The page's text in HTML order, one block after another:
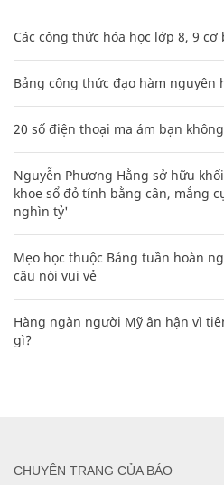
Các công thức hóa học lớp 8, 9
Bảng công thức đạo hàm nguyên
20 số điện thoại ma ám bạn
Nguyễn Phương Hằng sở hữu
khoe sổ đỏ tính bằng cân, mắng
nghìn tỷ'
Mẹo học thuộc Bảng tuần hoàn
câu nói vui vẻ
Hàng ngàn người Mỹ ân hận vì
gì?
CHUYÊN TRANG CỦA BÁO